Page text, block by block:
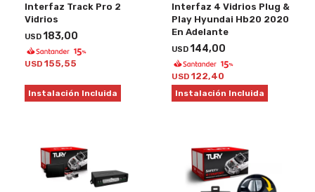
Interfaz Track Pro 2
Vidrios
USD183,00
USD 155,55
Instalación Incluida
Interfaz 4 Vidrios Plug &
Play Hyundai Hb20 2020
En Adelante
USD144,00
USD 122,40
Instalación Incluida